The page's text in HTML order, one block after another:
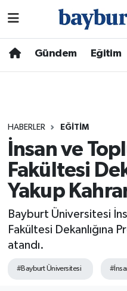
Gündem Eğitim
HABERLER EĞITIM
İnsan ve
Fakültesi
Yakup
Bayburt Üniversitesi
Fakültesi Dekanlığına
atandı.
#Bayburt Üniversitesi
Hava Durumu
Süper Lig Puan
Tüm Manşetler
Son Dakika